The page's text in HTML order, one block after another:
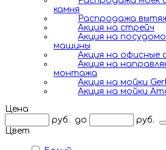
камня
Распродажа
Акция на стрейч
Акция на
машины
Акция на офисные
Акция на
монтажа
Акция на мойки
Акция на мойки
Цена
руб.
до
руб.
Цвет